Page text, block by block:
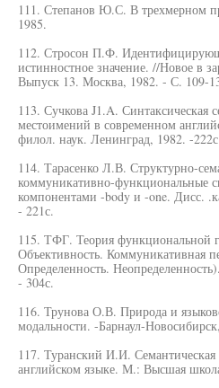
111. Степанов Ю.С. В трехмерном
1985.
112. Стросон П.Ф.
истинностное значение. //Новое в
Выпуск 13. Москва, 1982. - С. 109-
113. Сучкова J1.A. Синтаксическая
местоимений в современном
филол. наук. Ленинград, 1982. -
114. Тарасенко Л.В. Структурно-
коммуникативно-функциональные
компонентами -body и -one. Дисс.
- 221с.
115. ТФГ. Теория функциональной
Объективность. Коммуникативная
Определенность.
- 304с.
116. Трунова О.В. Природа и
модальности. -Барнаул-
117. Туранский И.И. Семантическая
английском языке. М.: Высшая